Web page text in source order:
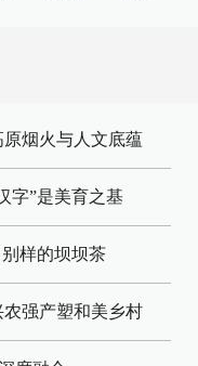
烟火与人文底蕴
字”是美育之基
别样的坝坝茶
农强产塑和美乡村